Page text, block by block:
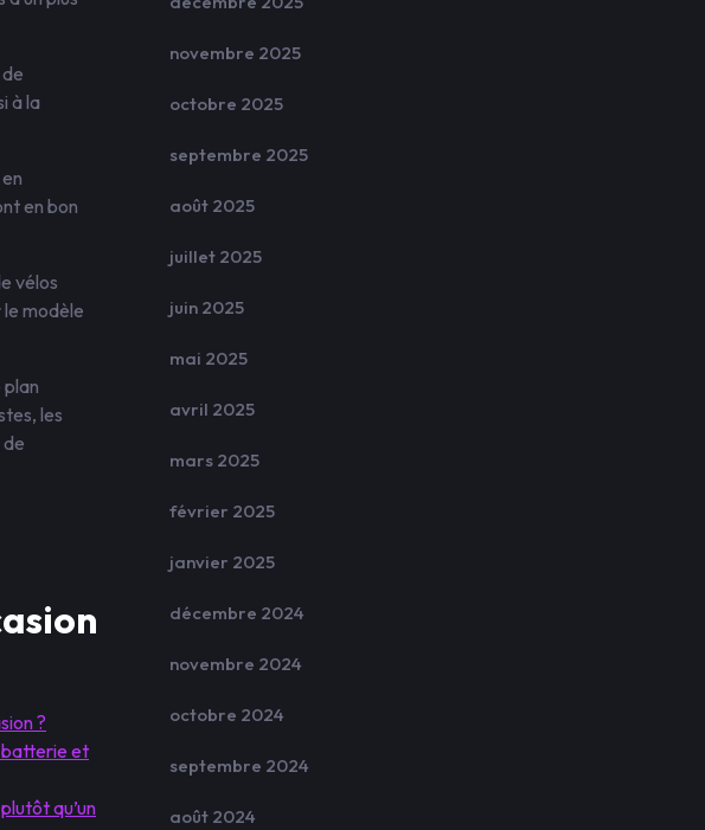
à la
en bon
vélos
modèle
plan
les
?
batterie et
qu’un
novembre 2025
octobre 2025
septembre 2025
août 2025
juillet 2025
juin 2025
mai 2025
avril 2025
mars 2025
février 2025
janvier 2025
décembre 2024
novembre 2024
octobre 2024
septembre 2024
août 2024